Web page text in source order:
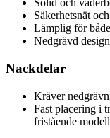
Solid och
Säkerhetsnät
Lämplig för
Nedgrävd
Nackdelar
Kräver
Fast placering i
fristående